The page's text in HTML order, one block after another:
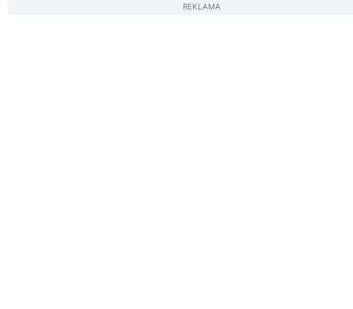
REKLAMA